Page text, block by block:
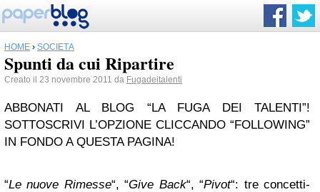
HOME › SOCIETÀ
Spunti da cui Ripartire
Creato il 23 novembre 2011 da Fugadeitalenti
ABBONATI AL BLOG “LA FUGA DEI TALENTI”!
SOTTOSCRIVI L’OPZIONE CLICCANDO “FOLLOWING”
IN FONDO A QUESTA PAGINA!
“Le nuove Rimesse“, “Give Back“, “Pivot“: tre concetti-